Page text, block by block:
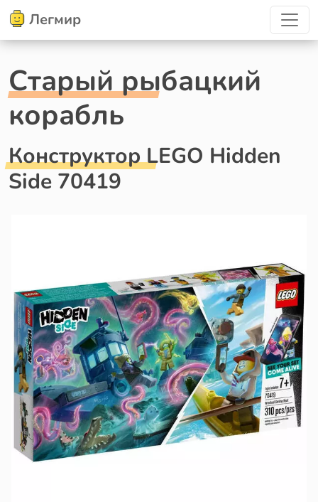
Легмир
Старый рыбацкий
корабль
Конструктор LEGO Hidden
Side 70419